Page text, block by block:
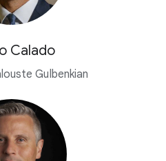
Calado
Gulbenkian